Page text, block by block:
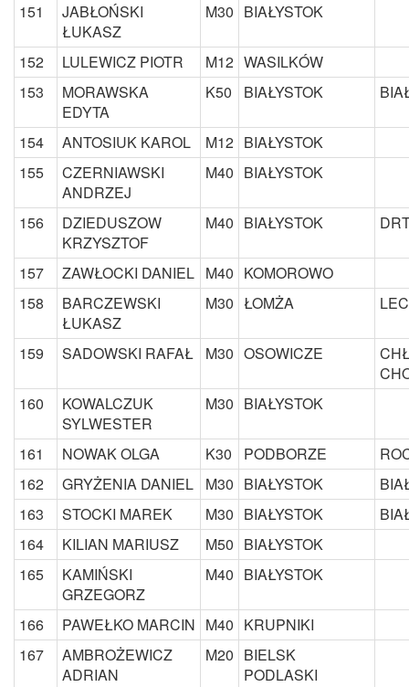
151
JABŁOŃSKI
ŁUKASZ
M30 BIAŁYSTOK
152 LULEWICZ PIOTR M12 WASILKÓW
153
MORAWSKA
EDYTA
K50 BIAŁYSTOK
154 ANTOSIUK KAROL M12 BIAŁYSTOK
155
CZERNIAWSKI
ANDRZEJ
M40 BIAŁYSTOK
156
DZIEDUSZOW
KRZYSZTOF
M40 BIAŁYSTOK
157 ZAWŁOCKI DANIEL M40 KOMOROWO
158
BARCZEWSKI
ŁUKASZ
M30 ŁOMŻA
159 SADOWSKI RAFAŁ M30 OSOWICZE
160
KOWALCZUK
SYLWESTER
M30 BIAŁYSTOK
161 NOWAK OLGA K30 PODBORZE
162
GRYŻENIA DANIEL M30 BIAŁYSTOK
163
STOCKI MAREK M30 BIAŁYSTOK
164
KILIAN MARIUSZ M50 BIAŁYSTOK
165
KAMIŃSKI
GRZEGORZ
M40 BIAŁYSTOK
166 PAWEŁKO MARCIN M40 KRUPNIKI
167
AMBROŻEWICZ
ADRIAN
M20 BIELSK
PODLASKI